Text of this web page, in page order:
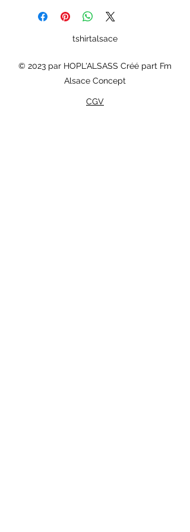
tshirtalsace
© 2023 par HOPL'ALSASS Créé part Fm
Alsace Concept
CGV